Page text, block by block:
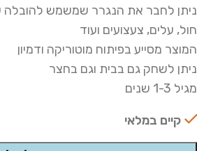
ניתן לחבר את הנגרר שמשמש להובלה
חול, עלים, צעצועים ועוד
המוצר מסייע בפיתוח מוטוריקה ודמיון
ניתן לשחק גם בבית וגם בחצר
מגיל 1-3 שנים
קיים במלאי